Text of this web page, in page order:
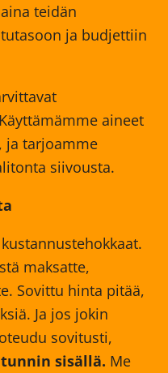
teidän
ja budjettiin
aineet
ja tarjoamme
siivousta.
maksatte,
Sovittu hinta pitää,
Ja jos jokin
sovitusti,
sisällä. Me